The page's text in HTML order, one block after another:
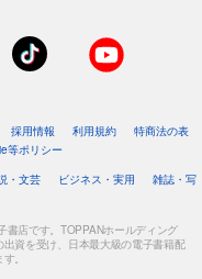
採用情報 利用規約
特商法の表
等ポリシー
・文芸 ビジネス・実用
雑誌・写
書店です。TOPPANホールディング
資を受け、日本最大級の電子書籍配
。